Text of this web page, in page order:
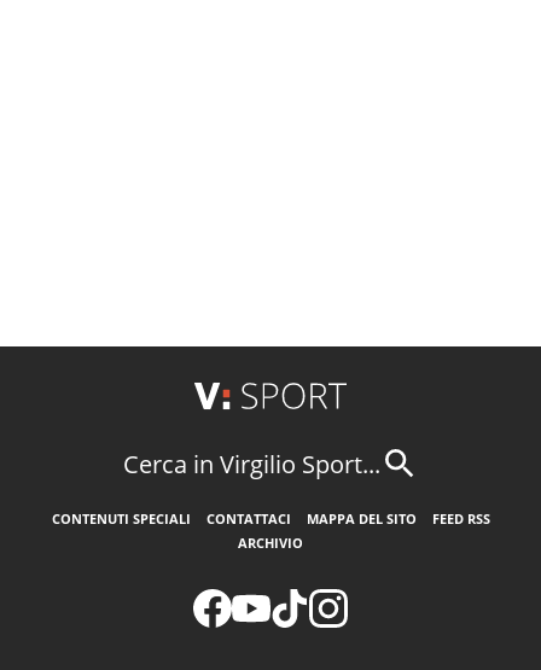
Cerca in Virgilio Sport...
CONTENUTI SPECIALI CONTATTACI MAPPA DEL SITO
FEED RSS
ARCHIVIO